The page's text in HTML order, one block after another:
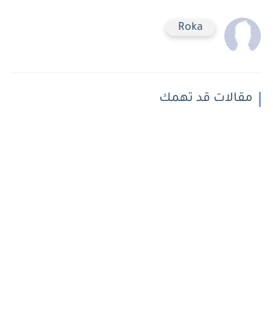
Roka
مقالات قد تهمك